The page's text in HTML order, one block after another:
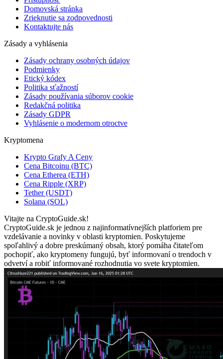
Domovská stránka
Zrieknutie sa zodpovednosti
Kontaktujte nás
Zásady a vyhlásenia
Zásady ochrany osobných údajov
Podmienky
Etický kódex
Politika sťažností
Zásady používania súborov cookie
Redakčná politika
Zásady GDPR
Vyhlásenie o modernom otroctve
Kryptomena
Krypto Grafy A Ceny
Cena Bitcoinu (BTC)
Cena Etherea (ETH)
Cena Ripple (XRP)
Tether (USDT)
Solana (SOL)
Vitajte na CryptoGuide.sk!
CryptoGuide.sk je jednou z najinformatívnejších platforiem pre
vzdelávanie a novinky v oblasti kryptomien. Poskytujeme
spoľahlivý a dobre preskúmaný obsah, ktorý pomáha čitateľom
pochopiť, ako kryptomeny fungujú, byť informovaní o trendoch v
odvetví a robiť informované rozhodnutia vo svete kryptomien.